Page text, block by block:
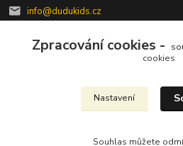
info@dudukids.cz
Upravit sběr
Zpracování cookies -
cookies
Nastavení
Souhlas můžete